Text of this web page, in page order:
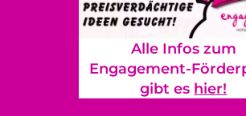
Alle Infos zum
Engagement-
gibt es hier!